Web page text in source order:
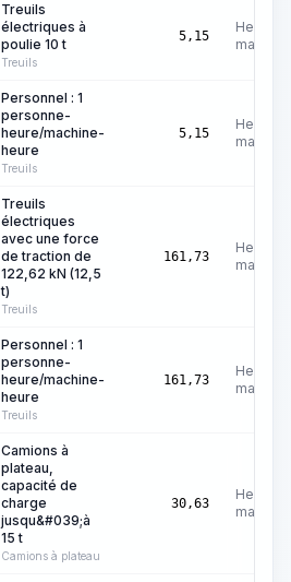
Treuils
électriques à
poulie 10 t
Treuils
5,15
Heures
machine
Personnel : 1
personne-
heure/machine-
heure
Treuils
5,15
Heures
machine
Treuils
électriques
avec une force
de traction de
122,62 kN (12,5
t)
Treuils
161,73
Heures
machine
Personnel : 1
personne-
heure/machine-
heure
Treuils
161,73
Heures
machine
Camions à
plateau,
capacité de
charge
jusqu&#039;à
15 t
Camions à plateau
30,63
Heures
machine